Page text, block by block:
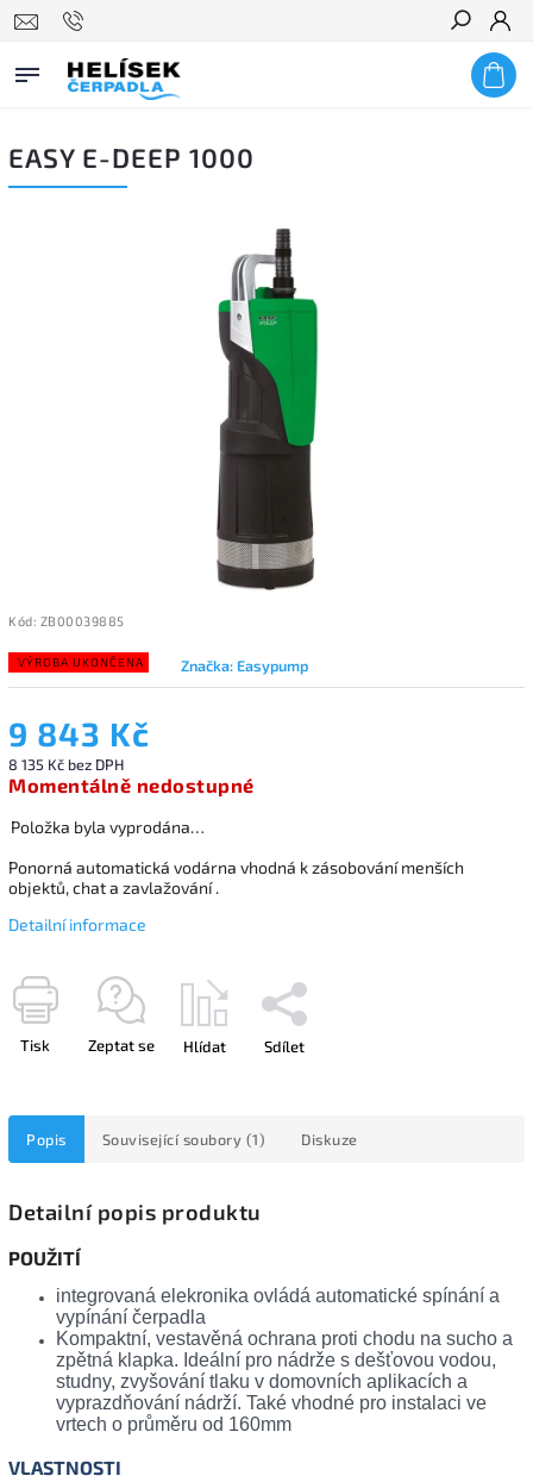
Hledat
EASY E-DEEP 1000
Kód: ZB00039885
VÝROBA UKONČENA Značka:Easypump
9 843 Kč
8 135 Kč bez DPH
Momentálně nedostupné
Položka byla vyprodána…
Ponorná automatická vodárna vhodná k zásobování menších
objektů, chat a zavlažování .
Detailní informace
Tisk Zeptat se Hlídat Sdílet
Popis Související soubory (1) Diskuze
Detailní popis produktu
POUŽITÍ
integrovaná elekronika ovládá automatické spínání a
vypínání čerpadla
Kompaktní, vestavěná ochrana proti chodu na sucho a
zpětná klapka. Ideální pro nádrže s dešťovou vodou,
studny, zvyšování tlaku v domovních aplikacích a
vyprazdňování nádrží. Také vhodné pro instalaci ve
vrtech o průměru od 160mm
VLASTNOSTI